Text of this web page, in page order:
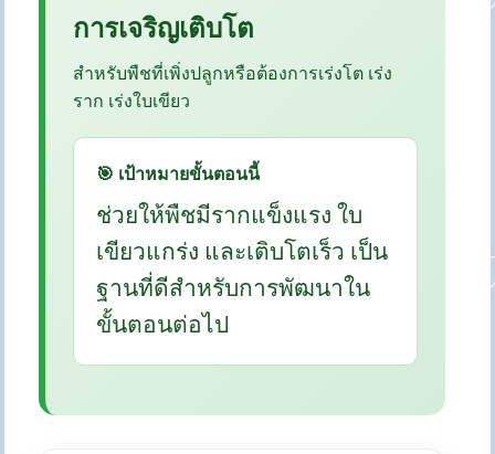
การเจริญเติบโต
สำหรับพืชที่เพิ่งปลูกหรือต้องการเร่งโต เร่ง
ราก เร่งใบเขียว
🎯 เป้าหมายขั้นตอนนี้
ช่วยให้พืชมีรากแข็งแรง ใบ
เขียวแกร่ง และเติบโตเร็ว เป็น
ฐานที่ดีสำหรับการพัฒนาใน
ขั้นตอนต่อไป